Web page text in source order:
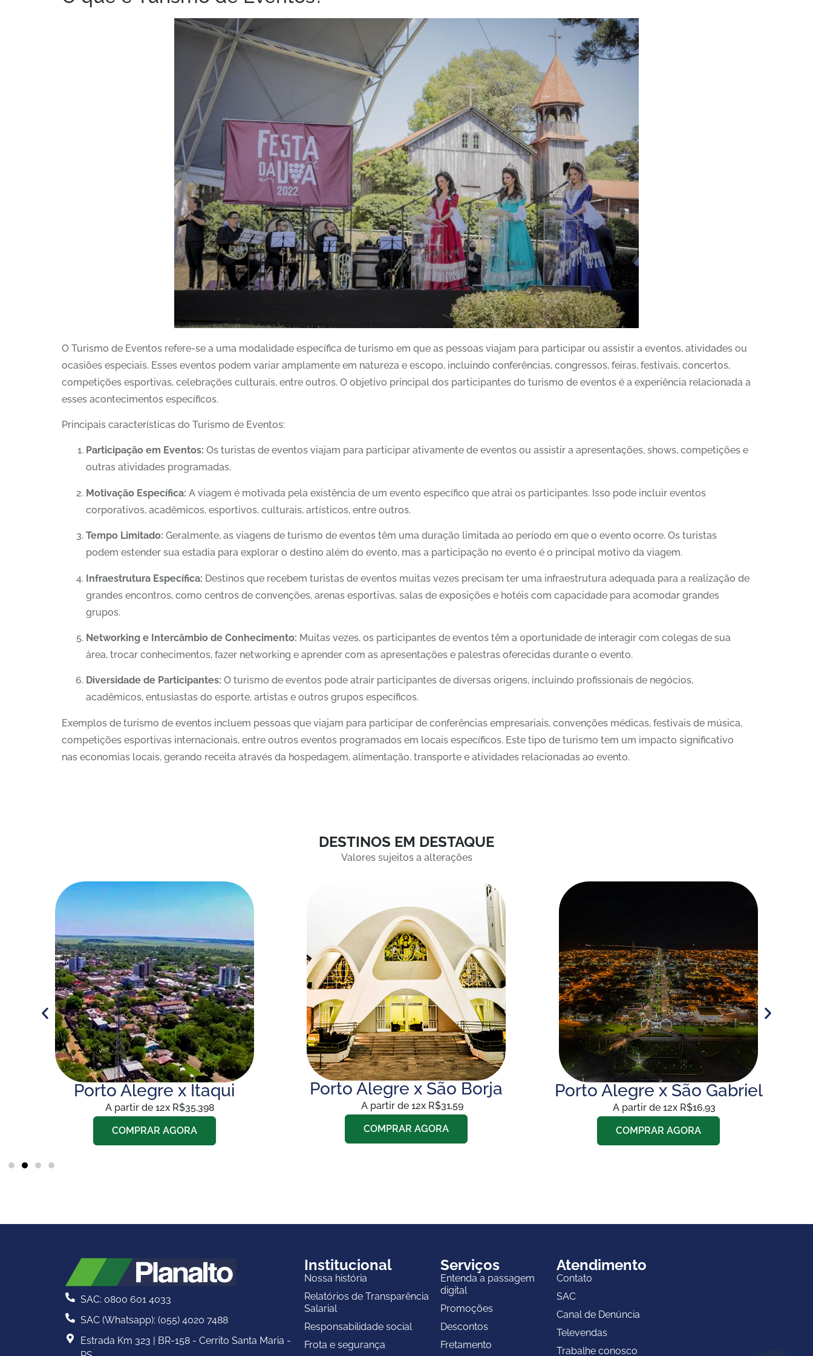
O Turismo de Eventos refere-se a uma modalidade específica de turismo em que as pessoas viajam para participar ou assistir a eventos, atividades ou
ocasiões especiais. Esses eventos podem variar amplamente em natureza e escopo, incluindo conferências, congressos, feiras, festivais, concertos,
competições esportivas, celebrações culturais, entre outros. O objetivo principal dos participantes do turismo de eventos é a experiência relacionada a
esses acontecimentos específicos.
Principais características do Turismo de Eventos:
Participação em Eventos: Os turistas de eventos viajam para participar ativamente de eventos ou assistir a apresentações, shows, competições e
outras atividades programadas.
Motivação Específica: A viagem é motivada pela existência de um evento específico que atrai os participantes. Isso pode incluir eventos
corporativos, acadêmicos, esportivos, culturais, artísticos, entre outros.
Tempo Limitado: Geralmente, as viagens de turismo de eventos têm uma duração limitada ao período em que o evento ocorre. Os turistas
podem estender sua estadia para explorar o destino além do evento, mas a participação no evento é o principal motivo da viagem.
Infraestrutura Específica: Destinos que recebem turistas de eventos muitas vezes precisam ter uma infraestrutura adequada para a realização de
grandes encontros, como centros de convenções, arenas esportivas, salas de exposições e hotéis com capacidade para acomodar grandes
grupos.
Networking e Intercâmbio de Conhecimento: Muitas vezes, os participantes de eventos têm a oportunidade de interagir com colegas de sua
área, trocar conhecimentos, fazer networking e aprender com as apresentações e palestras oferecidas durante o evento.
Diversidade de Participantes: O turismo de eventos pode atrair participantes de diversas origens, incluindo profissionais de negócios,
acadêmicos, entusiastas do esporte, artistas e outros grupos específicos.
Exemplos de turismo de eventos incluem pessoas que viajam para participar de conferências empresariais, convenções médicas, festivais de música,
competições esportivas internacionais, entre outros eventos programados em locais específicos. Este tipo de turismo tem um impacto significativo
nas economias locais, gerando receita através da hospedagem, alimentação, transporte e atividades relacionadas ao evento.
DESTINOS EM DESTAQUE
Valores sujeitos a alterações
Porto Alegre x Itaqui
A partir de 12x R$35,398
COMPRAR AGORA
Porto Alegre x São Borja
A partir de 12x R$31,59
COMPRAR AGORA
Porto Alegre x São Gabriel
A partir de 12x R$16,93
COMPRAR AGORA
SAC: 0800 601 4033
SAC (Whatsapp): (055) 4020 7488
Estrada Km 323 | BR-158 - Cerrito Santa Maria -
Institucional
Nossa história
Relatórios de Transparência
Salarial
Responsabilidade social
Frota e segurança
Serviços
Entenda a passagem
digital
Promoções
Descontos
Fretamento
Atendimento
Contato
SAC
Canal de Denúncia
Televendas
Trabalhe conosco